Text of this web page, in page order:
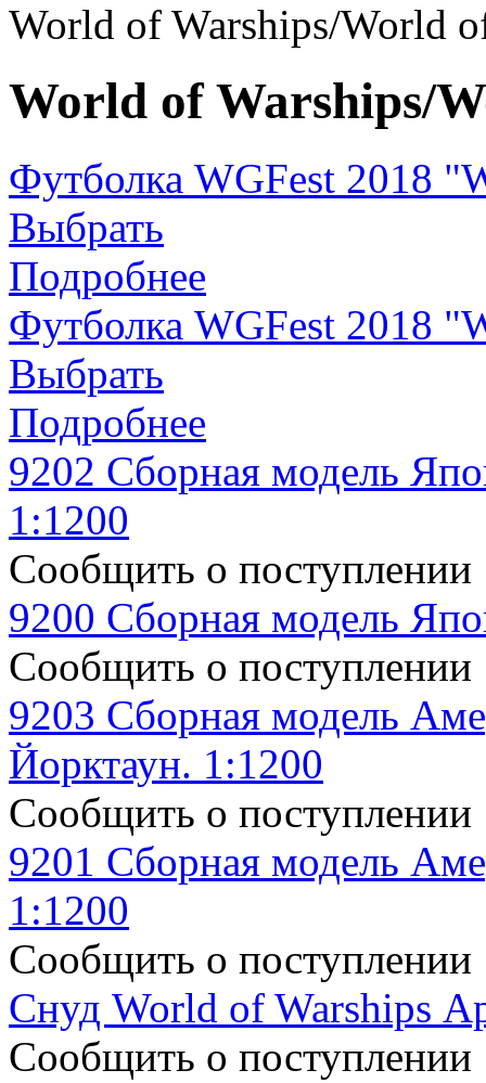
World of Warships/World
World of Warships/
Футболка WGFest 2018
Выбрать
Подробнее
Футболка WGFest 2018
Выбрать
Подробнее
9202 Сборная модель
1:1200
Сообщить о поступлении
9200 Сборная модель
Сообщить о поступлении
9203 Сборная модель
Йорктаун. 1:1200
Сообщить о поступлении
9201 Сборная модель
1:1200
Сообщить о поступлении
Снуд World of Warships
Сообщить о поступлении